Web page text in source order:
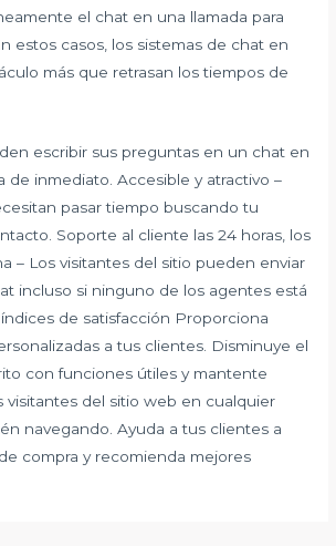
el chat en una llamada para
estos casos, los sistemas de chat en
más que retrasan los tiempos de
escribir sus preguntas en un chat en
de inmediato. Accesible y atractivo –
pasar tiempo buscando tu
Soporte al cliente las 24 horas, los
– Los visitantes del sitio pueden enviar
incluso si ninguno de los agentes está
de satisfacción Proporciona
a tus clientes. Disminuye el
con funciones útiles y mantente
visitantes del sitio web en cualquier
navegando. Ayuda a tus clientes a
compra y recomienda mejores